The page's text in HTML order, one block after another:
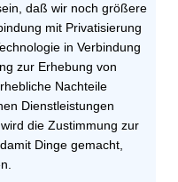
daß wir noch größere
mit Privatisierung
in Verbindung
zur Erhebung von
Nachteile
Dienstleistungen
die Zustimmung zur
Dinge gemacht,